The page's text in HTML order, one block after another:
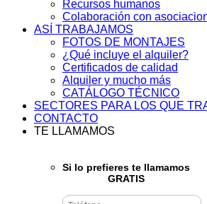
Recursos humanos
Colaboración con
ASÍ TRABAJAMOS
FOTOS DE MONTAJES
¿Qué incluye el alquiler?
Certificados de calidad
Alquiler y mucho más
CATÁLOGO TÉCNICO
SECTORES PARA LOS QUE
CONTACTO
TE LLAMAMOS
Si lo prefieres te llamamos
GRATIS